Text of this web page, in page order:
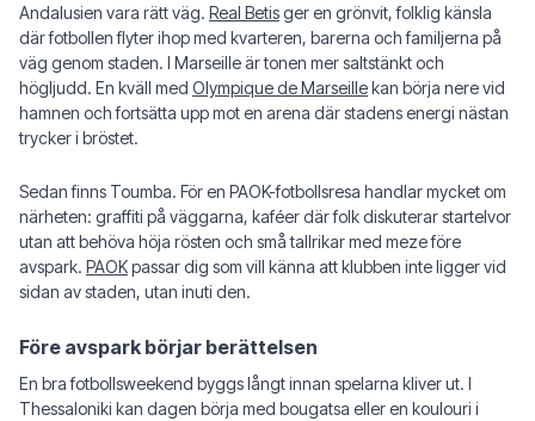
Andalusien vara rätt väg. Real Betisger en grönvit, folklig känsla
där fotbollen flyter ihop med kvarteren, barerna och familjerna på
väg genom staden. I Marseille är tonen mer saltstänkt och
högljudd. En kväll med Olympique de Marseillekan börja nere vid
hamnen och fortsätta upp mot en arena där stadens energi nästan
trycker i bröstet.
Sedan finns Toumba. För en PAOK-fotbollsresa handlar mycket om
närheten: graffiti på väggarna, kaféer där folk diskuterar startelvor
utan att behöva höja rösten och små tallrikar med meze före
avspark. PAOKpassar dig som vill känna att klubben inte ligger vid
sidan av staden, utan inuti den.
Före avspark börjar berättelsen
En bra fotbollsweekend byggs långt innan spelarna kliver ut. I
Thessaloniki kan dagen börja med bougatsa eller en koulouri i